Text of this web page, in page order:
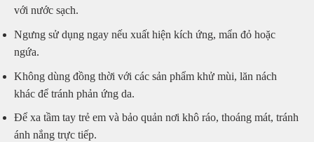
với nước sạch.
Ngưng sử dụng ngay nếu xuất hiện kích ứng, mẩn đỏ hoặc
ngứa.
Không dùng đồng thời với các sản phẩm khử mùi, lăn nách
khác để tránh phản ứng da.
Để xa tầm tay trẻ em và bảo quản nơi khô ráo, thoáng mát, tránh
ánh nắng trực tiếp.